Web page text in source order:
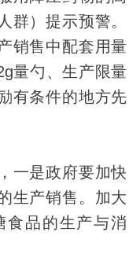
群）提示预警。
销售中配套用量
量勺、生产限量
有条件的地方先
一是政府要加快
生产销售。加大
食品的生产与消